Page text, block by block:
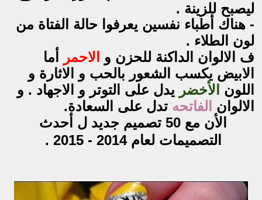
ليصبح للزينة .
لون الطلاء .
ف الالوان الداكنة للحزن و
الاحمر
أما
الابيض
اللون الأخضر
الالوان الفاتحه تدل على السعادة.
التصميمات لعام 2014 - 2015 .